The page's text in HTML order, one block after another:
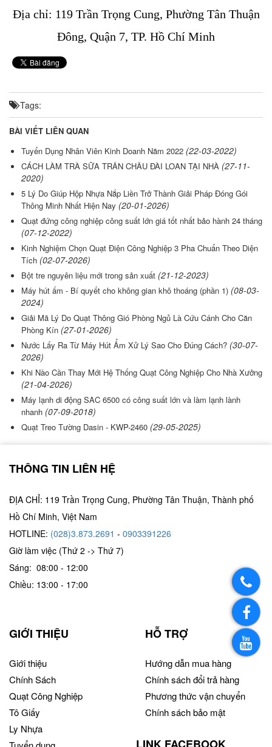
Địa chỉ: 119 Trần Trọng Cung, Phường Tân Thuận
Đông, Quận 7, TP. Hồ Chí Minh
Tags:
BÀI VIẾT LIÊN QUAN
Tuyển Dụng Nhân Viên Kinh Doanh Năm 2022 (22-03-2022)
CÁCH LÀM TRÀ SỮA TRÂN CHÂU ĐÀI LOAN TẠI NHÀ (27-11-
2020)
5 Lý Do Giúp Hộp Nhựa Nắp Liền Trở Thành Giải Pháp Đóng Gói
Thông Minh Nhất Hiện Nay (20-01-2026)
Quạt đứng công nghiệp công suất lớn giá tốt nhất bảo hành 24 tháng
(07-12-2022)
Kinh Nghiệm Chọn Quạt Điện Công Nghiệp 3 Pha Chuẩn Theo Diện
Tích (02-07-2026)
Bột tre nguyên liệu mới trong sản xuất (21-12-2023)
Máy hút ấm - Bí quyết cho không gian khô thoáng (phần 1) (08-03-
2024)
Giải Mã Lý Do Quạt Thông Gió Phòng Ngủ Là Cứu Cánh Cho Căn
Phòng Kín (27-01-2026)
Nước Lấy Ra Từ Máy Hút Ẩm Xử Lý Sao Cho Đúng Cách? (30-07-
2026)
Khi Nào Cần Thay Mới Hệ Thống Quạt Công Nghiệp Cho Nhà Xưởng
(21-04-2026)
Máy lạnh di động SAC 6500 có công suất lớn và làm lạnh lành
nhanh (07-09-2018)
Quạt Treo Tường Dasin - KWP-2460 (29-05-2025)
THÔNG TIN LIÊN HỆ
ĐỊA CHỈ: 119 Trần Trọng Cung, Phường Tân Thuận, Thành phố
Hồ Chí Minh, Việt Nam
HOTLINE: (028)3.873.2691 - 0903391226
Giờ làm việc (Thứ 2 -> Thứ 7)
Sáng: 08:00 - 12:00
Chiều: 13:00 - 17:00
GIỚI THIỆU
Giới thiệu
Chính Sách
Quạt Công Nghiệp
Tô Giấy
Ly Nhựa
HỖ TRỢ
Hướng dẫn mua hàng
Chính sách đổi trả hàng
Phương thức vận chuyển
Chính sách bảo mật
https://www.youtube.com/channel/UCYvT5obcI5AqSFS-